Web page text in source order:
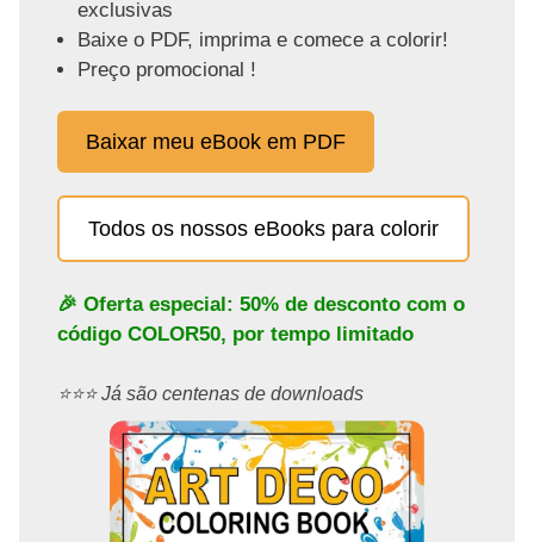
exclusivas
Baixe o PDF, imprima e comece a colorir!
Preço promocional !
Baixar meu eBook em PDF
Todos os nossos eBooks para colorir
🎉 Oferta especial: 50% de desconto com o
código COLOR50, por tempo limitado
⭐️⭐️⭐️ Já são centenas de downloads